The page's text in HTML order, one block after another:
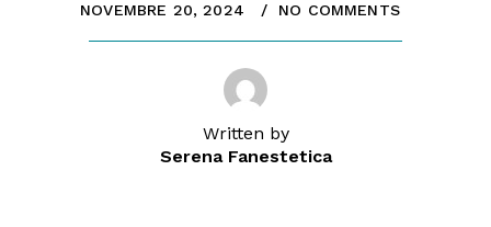
NOVEMBRE 20, 2024 NO COMMENTS
Written by
Serena Fanestetica